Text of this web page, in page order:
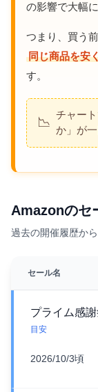
の影響で大幅
つまり、買う
同じ商品を安
す。
📉
チャー
か」が一
Amazonのセ
過去の開催履歴か
セール名
プライム感
目安
2026/10/3頃